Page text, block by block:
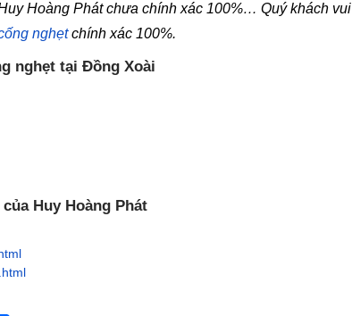
Hoàng Phát chưa chính xác 100%… Quý khách vui
nghẹtchính xác 100%.
nghẹt tại Đồng Xoài
Huy Hoàng Phát